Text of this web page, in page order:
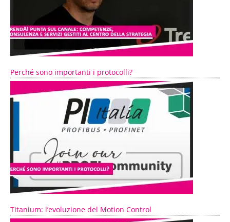
Perché sono importanti i protocolli?
Titanium: l’evoluzione del Motion Control